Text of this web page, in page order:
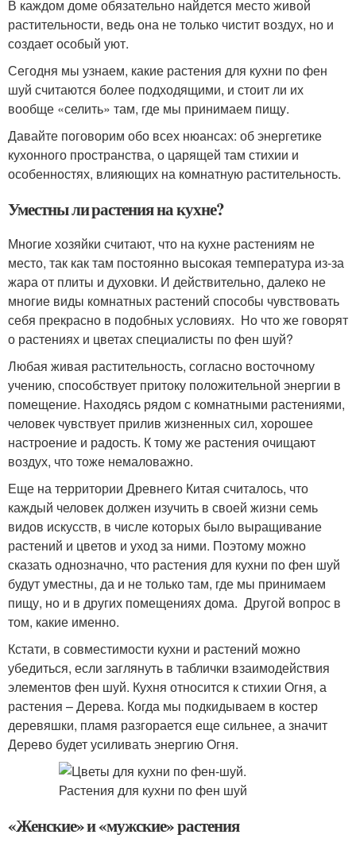
В каждом доме обязательно найдется место живой
растительности, ведь она не только чистит воздух, но и
создает особый уют.
Сегодня мы узнаем, какие растения для кухни по фен
шуй считаются более подходящими, и стоит ли их
вообще «селить» там, где мы принимаем пищу.
Давайте поговорим обо всех нюансах: об энергетике
кухонного пространства, о царящей там стихии и
особенностях, влияющих на комнатную растительность.
Уместны ли растения на кухне?
Многие хозяйки считают, что на кухне растениям не
место, так как там постоянно высокая температура из-за
жара от плиты и духовки. И действительно, далеко не
многие виды комнатных растений способы чувствовать
себя прекрасно в подобных условиях. Но что же говорят
о растениях и цветах специалисты по фен шуй?
Любая живая растительность, согласно восточному
учению, способствует притоку положительной энергии в
помещение. Находясь рядом с комнатными растениями,
человек чувствует прилив жизненных сил, хорошее
настроение и радость. К тому же растения очищают
воздух, что тоже немаловажно.
Еще на территории Древнего Китая считалось, что
каждый человек должен изучить в своей жизни семь
видов искусств, в числе которых было выращивание
растений и цветов и уход за ними. Поэтому можно
сказать однозначно, что растения для кухни по фен шуй
будут уместны, да и не только там, где мы принимаем
пищу, но и в других помещениях дома. Другой вопрос в
том, какие именно.
Кстати, в совместимости кухни и растений можно
убедиться, если заглянуть в таблички взаимодействия
элементов фен шуй. Кухня относится к стихии Огня, а
растения – Дерева. Когда мы подкидываем в костер
деревяшки, пламя разгорается еще сильнее, а значит
Дерево будет усиливать энергию Огня.
«Женские» и «мужские» растения